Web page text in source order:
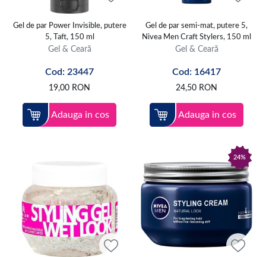
Gel de par Power Invisible, putere
5, Taft, 150 ml
Gel & Ceară
Cod: 23447
19,00 RON
Adauga in cos
Gel de par semi-mat, putere 5,
Nivea Men Craft Stylers, 150 ml
Gel & Ceară
Cod: 16417
24,50 RON
Adauga in cos
24%